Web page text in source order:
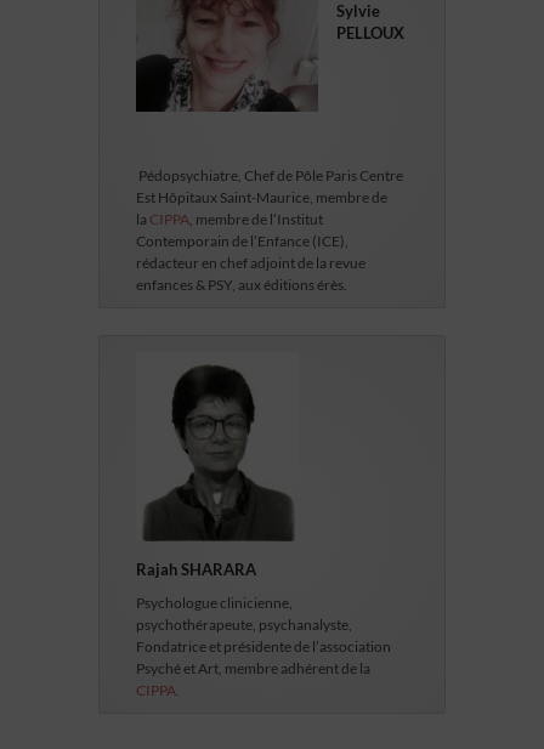
Sylvie
PELLOUX
Pédopsychiatre, Chef de Pôle Paris Centre
Est Hôpitaux Saint-Maurice, membre de
la CIPPA, membre de l’Institut
Contemporain de l’Enfance (ICE),
rédacteur en chef adjoint de la revue
enfances & PSY, aux éditions érès.
Rajah SHARARA
Psychologue clinicienne,
psychothérapeute, psychanalyste,
Fondatrice et présidente de l’association
Psyché et Art, membre adhérent de la
CIPPA.